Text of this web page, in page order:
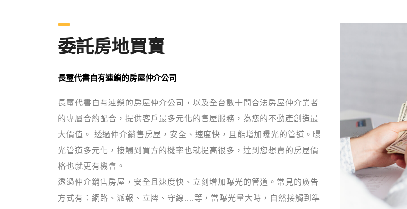
委託房地買賣
長璽代書自有連鎖的房屋仲介公司
長璽代書自有連鎖的房屋仲介公司，以及全台數十間合法房屋仲介業者
的專屬合約配合，提供客戶最多元化的售屋服務，為您的不動產創造最
大價值。 透過仲介銷售房屋，安全、速度快，且能增加曝光的管道。曝
光管道多元化，接觸到買方的機率也就提高很多，達到您想賣的房屋價
格也就更有機會。
透過仲介銷售房屋，安全且速度快、立刻增加曝光的管道。常見的廣告
方式有：網路、派報、立牌、守線....等，當曝光量大時，自然接觸到準